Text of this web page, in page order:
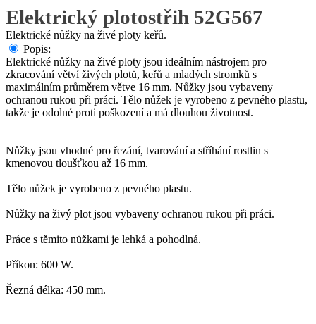
Elektrický plotostřih 52G567
Elektrické nůžky na živé ploty keřů.
Popis:
Elektrické nůžky na živé ploty jsou ideálním nástrojem pro
zkracování větví živých plotů, keřů a mladých stromků s
maximálním průměrem větve 16 mm. Nůžky jsou vybaveny
ochranou rukou při práci. Tělo nůžek je vyrobeno z pevného plastu,
takže je odolné proti poškození a má dlouhou životnost.
Nůžky jsou vhodné pro řezání, tvarování a stříhání rostlin s
kmenovou tloušťkou až 16 mm.
Tělo nůžek je vyrobeno z pevného plastu.
Nůžky na živý plot jsou vybaveny ochranou rukou při práci.
Práce s těmito nůžkami je lehká a pohodlná.
Příkon: 600 W.
Řezná délka: 450 mm.